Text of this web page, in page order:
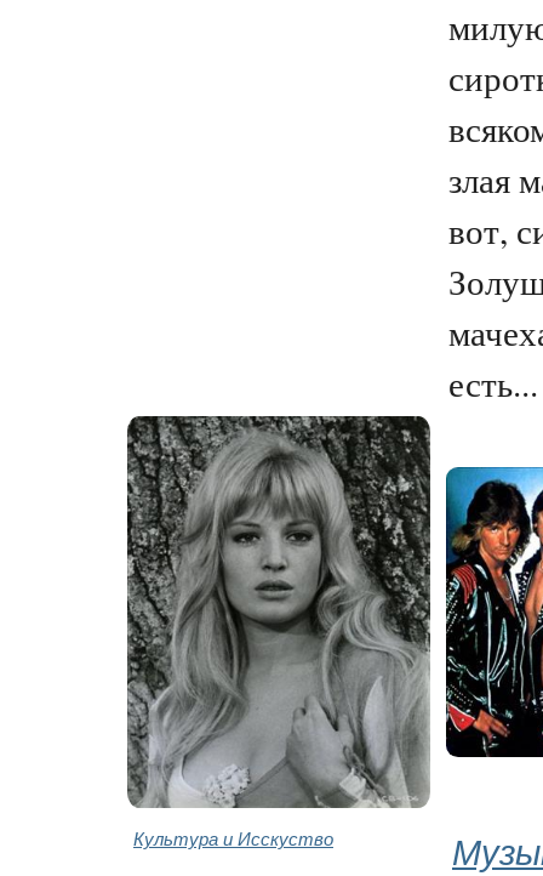
злая
вот,
есть...
Культура и Исскуство